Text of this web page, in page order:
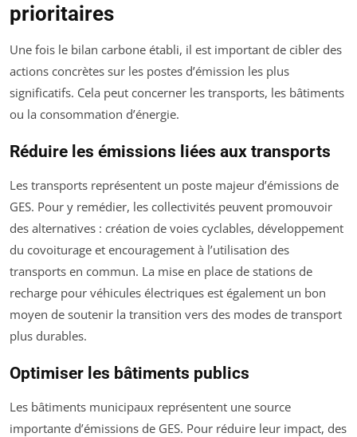
prioritaires
Une fois le bilan carbone établi, il est important de cibler des
actions concrètes sur les postes d’émission les plus
significatifs. Cela peut concerner les transports, les bâtiments
ou la consommation d’énergie.
Réduire les émissions liées aux transports
Les transports représentent un poste majeur d’émissions de
GES. Pour y remédier, les collectivités peuvent promouvoir
des alternatives : création de voies cyclables, développement
du covoiturage et encouragement à l’utilisation des
transports en commun. La mise en place de stations de
recharge pour véhicules électriques est également un bon
moyen de soutenir la transition vers des modes de transport
plus durables.
Optimiser les bâtiments publics
Les bâtiments municipaux représentent une source
importante d’émissions de GES. Pour réduire leur impact, des